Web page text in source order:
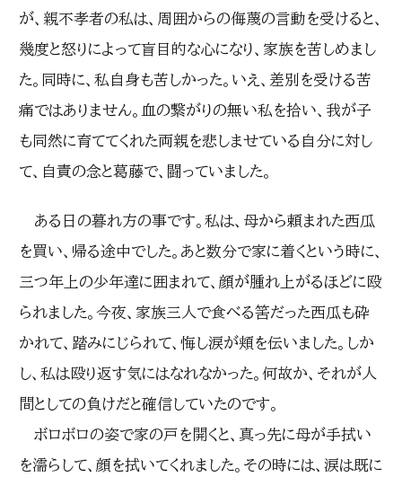
が、親不孝者の私は、周囲からの侮蔑の言動を受けると、
幾度と怒りによって盲目的な心になり、家族を苦しめまし
た。同時に、私自身も苦しかった。いえ、差別を受ける苦
痛ではありません。血の繋がりの無い私を拾い、我が子
も同然に育ててくれた両親を悲しませている自分に対し
て、自責の念と葛藤で、闘っていました。
ある日の暮れ方の事です。私は、母から頼まれた西瓜
を買い、帰る途中でした。あと数分で家に着くという時に、
三つ年上の少年達に囲まれて、顔が腫れ上がるほどに殴
られました。今夜、家族三人で食べる筈だった西瓜も砕
かれて、踏みにじられて、悔し涙が頬を伝いました。しか
し、私は殴り返す気にはなれなかった。何故か、それが人
間としての負けだと確信していたのです。
ボロボロの姿で家の戸を開くと、真っ先に母が手拭い
を濡らして、顔を拭いてくれました。その時には、涙は既に